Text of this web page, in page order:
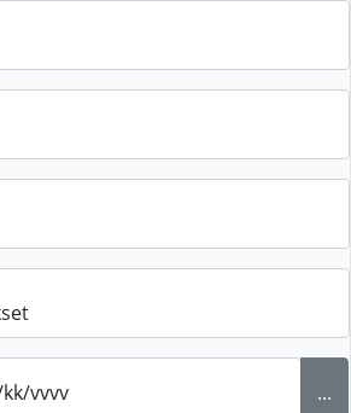
vvvv ...